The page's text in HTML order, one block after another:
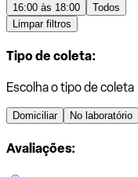
16:00 às 18:00
Todos
Limpar filtros
Tipo de coleta:
Escolha o tipo de coleta
Domiciliar No laboratório
Avaliações: